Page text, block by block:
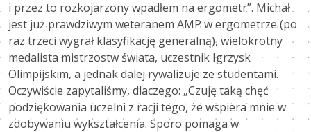
i przez to rozkojarzony wpadłem na ergometr”. Michał
jest już prawdziwym weteranem AMP w ergometrze (po
raz trzeci wygrał klasyfikację generalną), wielokrotny
medalista mistrzostw świata, uczestnik Igrzysk
Olimpijskim, a jednak dalej rywalizuje ze studentami.
Oczywiście zapytaliśmy, dlaczego: „Czuję taką chęć
podziękowania uczelni z racji tego, że wspiera mnie w
zdobywaniu wykształcenia. Sporo pomaga w